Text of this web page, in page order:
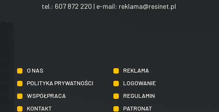
tel.: 607 872 220 | e-mail: reklama@resinet.pl
O NAS
REKLAMA
POLITYKA PRYWATNOŚCI
LOGOWANIE
WSPÓŁPRACA
REGULAMIN
KONTAKT
PATRONAT